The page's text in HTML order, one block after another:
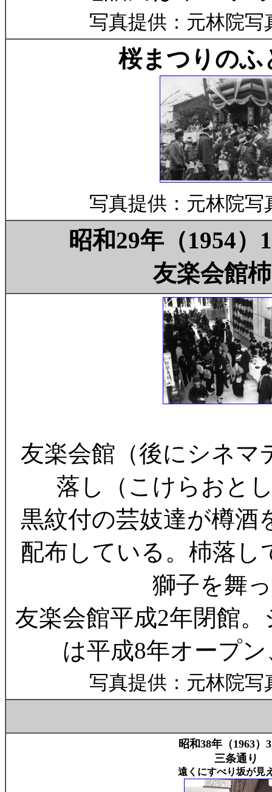
写真提供：元林院
桜まつりのふ
写真提供：元林院
昭和29年（1954）
友楽会館
友楽会館（後にシネマ
落し（こけらおと
黒紋付の芸妓達が樽酒
配布している。杮落し
獅子を舞
友楽会館平成2年閉館
は平成8年オープ
写真提供：元林院
昭和38年（1963）
三条通り
遠くにすべり坂が見